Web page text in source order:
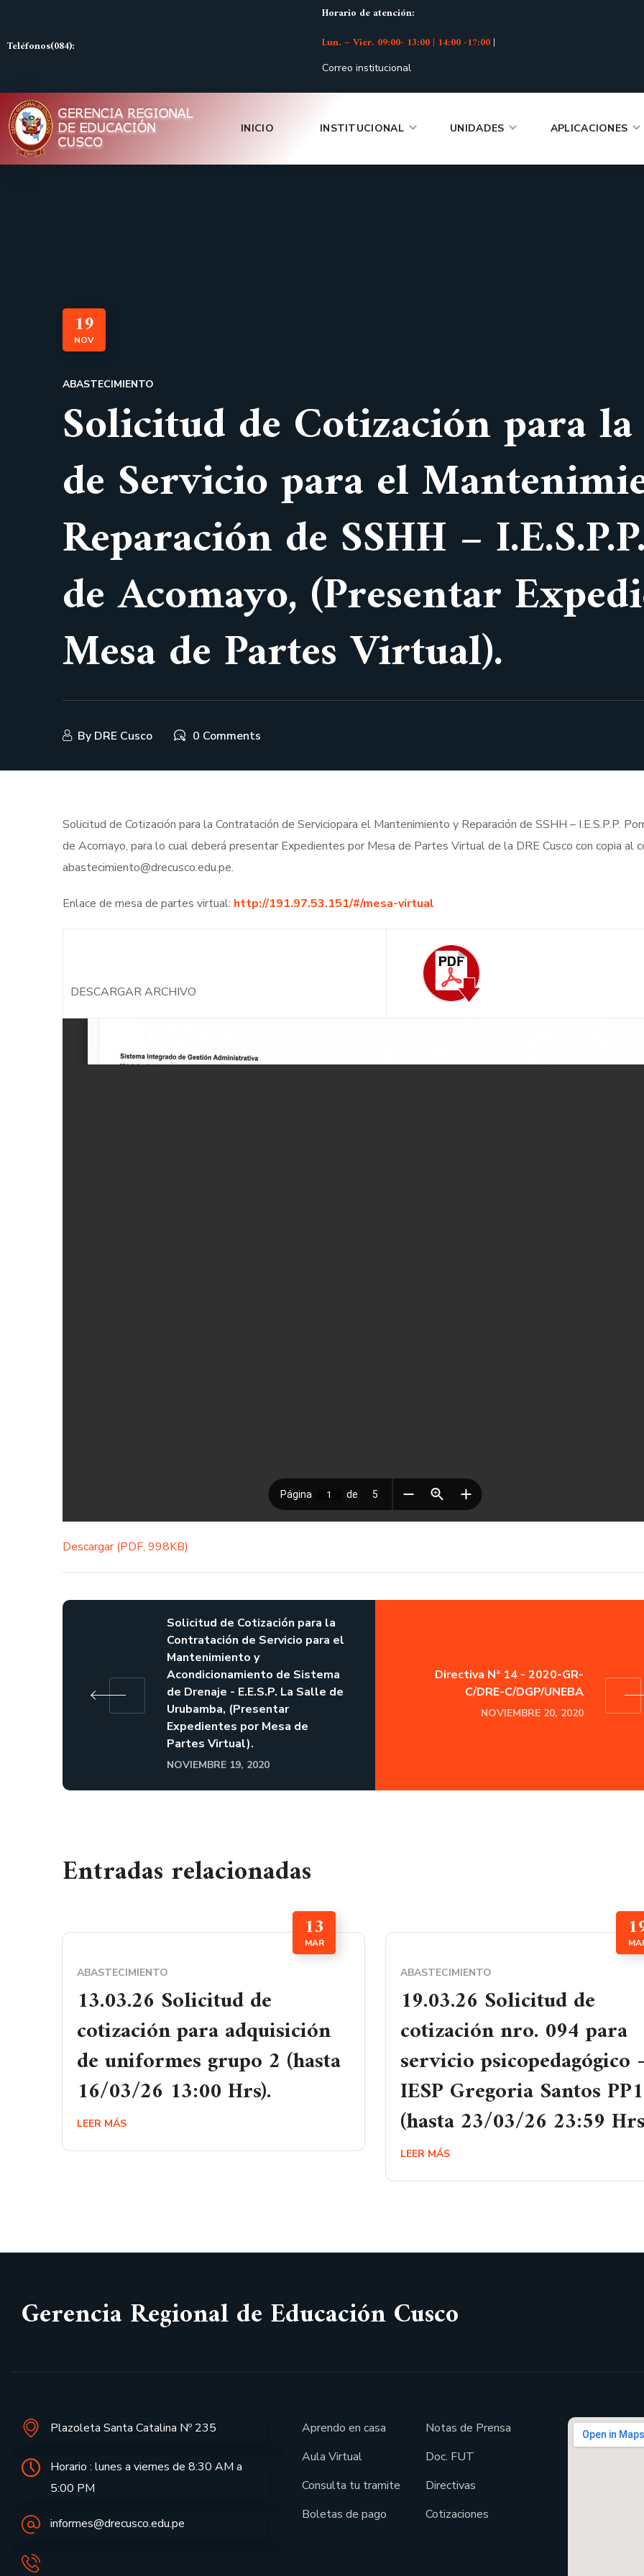
Teléfonos(084):
Horario de atención:
Lun. – Vier. 09:00- 13:00 | 14:00 -17:00|
Correo institucional
INICIO INSTITUCIONAL UNIDADES APLICACIONES
19
NOV
ABASTECIMIENTO
Solicitud de Cotización para
de Servicio para el
Reparación de SSHH –
de Acomayo, (Presentar
Mesa de Partes Virtual).
By DRE Cusco 0 Comments
Solicitud de Cotización para la Contratación de Serviciopara el Mantenimiento y Reparación de SSHH – I.E.S.P.P.
de Acomayo, para lo cual deberá presentar Expedientes por Mesa de Partes Virtual de la DRE Cusco con copia al
abastecimiento@drecusco.edu.pe.
Enlace de mesa de partes virtual: http://191.97.53.151/#/mesa-virtual
DESCARGAR ARCHIVO
Descargar (PDF, 998KB)
Solicitud de Cotización para la
Contratación de Servicio para el
Mantenimiento y
Acondicionamiento de Sistema
de Drenaje - E.E.S.P. La Salle de
Urubamba, (Presentar
Expedientes por Mesa de
Partes Virtual).
NOVIEMBRE 19, 2020
Directiva Nª 14 - 2020-GR-
C/DRE-C/DGP/UNEBA
NOVIEMBRE 20, 2020
Entradas relacionadas
13
MAR
ABASTECIMIENTO
13.03.26 Solicitud de
cotización para adquisición
de uniformes grupo 2 (hasta
16/03/26 13:00 Hrs).
LEER MÁS
ABASTECIMIENTO
19.03.26 Solicitud de
cotización nro. 094 para
servicio psicopedagógico
IESP Gregoria Santos
(hasta 23/03/26 23:59
LEER MÁS
Gerencia Regional de Educación Cusco
Plazoleta Santa Catalina Nº 235
Horario : lunes a viernes de 8:30 AM a
5:00 PM
informes@drecusco.edu.pe
Aprendo en casa
Aula Virtual
Consulta tu tramite
Boletas de pago
Notas de Prensa
Doc. FUT
Directivas
Cotizaciones